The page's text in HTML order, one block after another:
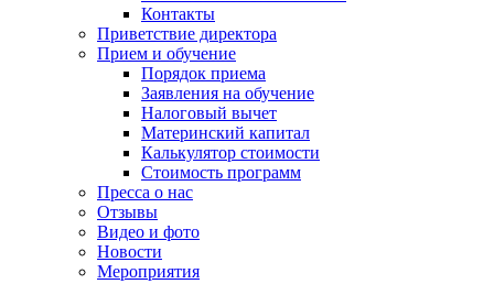
Контакты
Приветствие директора
Прием и обучение
Порядок приема
Заявления на обучение
Налоговый вычет
Материнский капитал
Калькулятор стоимости
Стоимость программ
Пресса о нас
Отзывы
Видео и фото
Новости
Мероприятия